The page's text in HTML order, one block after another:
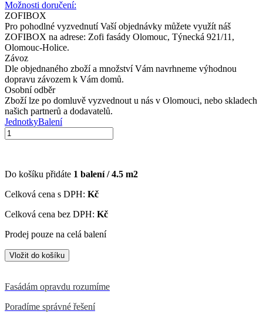
Možnosti doručení:
ZOFIBOX
Pro pohodlné vyzvednutí Vaší objednávky můžete využít náš
ZOFIBOX na adrese: Zofi fasády Olomouc, Týnecká 921/11,
Olomouc-Holice.
Závoz
Dle objednaného zboží a množství Vám navrhneme výhodnou
dopravu závozem k Vám domů.
Osobní odběr
Zboží lze po domluvě vyzvednout u nás v Olomouci, nebo skladech
našich partnerů a dodavatelů.
JednotkyBalení
Do košíku přidáte 1 balení /4.5 m2
Celková cena s DPH: Kč
Celková cena bez DPH: Kč
Prodej pouze na celá balení
Fasádám opravdu rozumíme
Poradíme správné řešení